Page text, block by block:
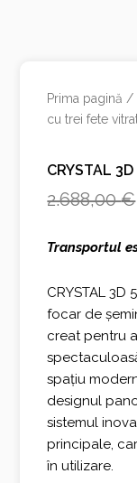
Prima pagină /
cu trei fete
CRYSTAL
2.688,00€
Transportul
CRYSTAL 3D
focar de
creat pentru
spațiu
designul
sistemul
principale,
în utilizare.